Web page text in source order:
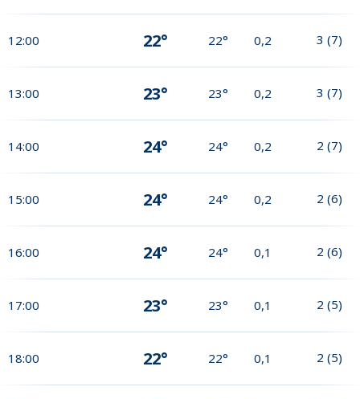
12:00 22° 22° 0,2 3 (7)
13:00 23° 23° 0,2 3 (7)
14:00 24° 24° 0,2 2 (7)
15:00 24° 24° 0,2 2 (6)
16:00 24° 24° 0,1 2 (6)
17:00 23° 23° 0,1 2 (5)
18:00 22° 22° 0,1 2 (5)